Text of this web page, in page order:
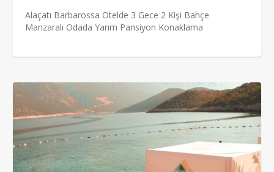
Alaçatı Barbarossa Otelde 3 Gece 2 Kişi Bahçe
Manzaralı Odada Yarım Pansiyon Konaklama